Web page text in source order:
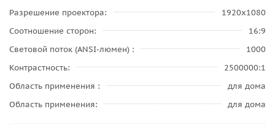
Разрешение проектора
1920x1080
Соотношение сторон
16:9
Световой поток (ANSI-люмен)
1000
Контрастность
2500000:1
Область применения
для дома
Область применения
для дома